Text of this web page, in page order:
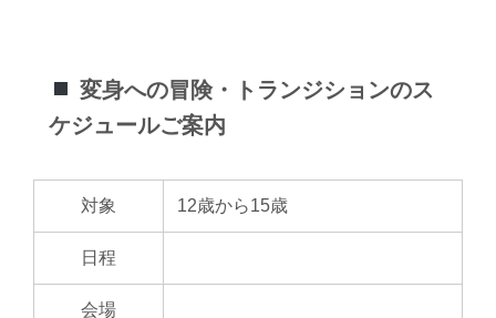
変身への冒険・トランジションのス
ケジュールご案内
対象 12歳から15歳
日程
会場